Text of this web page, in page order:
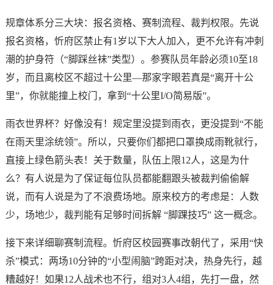
规章体系分三大块：报名资格、赛制流程、裁判权限。先说
报名资格，忻府区禁止有1岁以下大人加入，更不允许有冲刺
潮的护身符（“脚踩丝袜”类型）。参赛队员年龄必须10至18
岁，而且离校区不超过十公里—那家字眼若真是“离开十公
里”，你就能撞上校门，拿到“十公里I/O简易版”。
雨衣世界杯？好像没有！规定里没提到雨衣，更没提到“不能
在雨天里涂统领”。所以，只要你们都把口罩换成雨靴就行，
直接上绿色箭头表！关于数量，队伍上限12人，这是为什
么？有人说是为了保证每位队员都能翻跟头被裁判偷偷解
说，而有人说是为了不浪费场地。原来校方的考虑是：人数
少，场地少，裁判能有足够时间拆解 “脚踝技巧” 这一概念。
接下来详细聊赛制流程。忻府区校园赛事改朝代了，采用“快
杀”模式：两场10分钟的“小型闹脑”跨距对决，热身先行，越
糟越好！如果12人战术也不行，组对3人4组，先打一盘，然